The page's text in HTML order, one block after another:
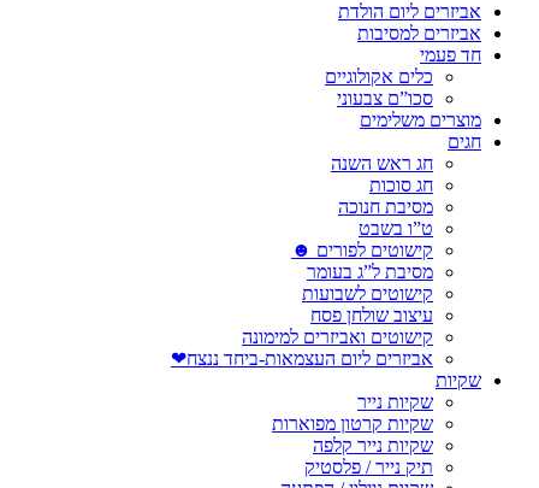
אביזרים ליום הולדת
אביזרים למסיבות
חד פעמי
כלים אקולוגיים
סכו”ם צבעוני
מוצרים משלימים
חגים
חג ראש השנה
חג סוכות
מסיבת חנוכה
ט”ו בשבט
קישוטים לפורים ☻
מסיבת ל”ג בעומר
קישוטים לשבועות
עיצוב שולחן פסח
קישוטים ואביזרים למימונה
אביזרים ליום העצמאות-ביחד ננצח❤
שקיות
שקיות נייר
שקיות קרטון מפוארות
שקיות נייר קלפה
תיק נייר / פלסטיק